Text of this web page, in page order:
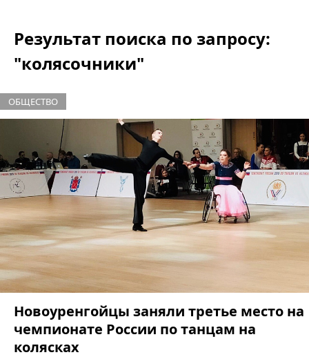
Результат поиска по запросу:
"колясочники"
ОБЩЕСТВО
Новоуренгойцы заняли третье место на
чемпионате России по танцам на
колясках